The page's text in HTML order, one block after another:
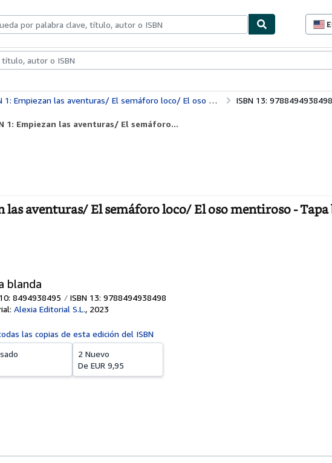
Arte y coleccionismo
Empiezan las aventuras/ El semáforo loco/ El oso mentiroso ISBN 13: 9788494938498
1: Empiezan las aventuras/ El semáforo...
las aventuras/ El semáforo loco/ El oso mentiroso -
blanda
8494938495
ISBN 13: 9788494938498
Alexia Editorial S.L., 2023
las copias de esta edición del ISBN
2 Nuevo
De EUR 9,95